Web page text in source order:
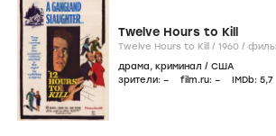
Twelve Hours to Kill
Twelve Hours to Kill / 1960 /
драма, криминал / США
зрители: – film.ru: – IMDb: 5,7